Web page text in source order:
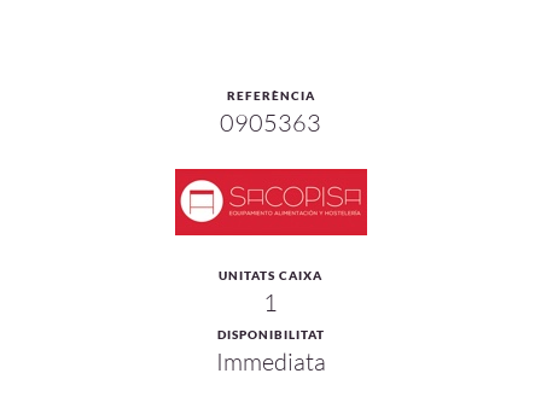
REFERÈNCIA
0905363
UNITATS CAIXA
1
DISPONIBILITAT
Immediata